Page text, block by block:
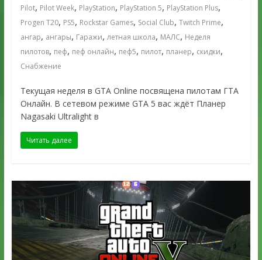
Pilot, Pilot Week, PlayStation, PlayStation 5, PlayStation Plus,
Progen T20, PS5, Rockstar Games, Social Club, Twitch Prime,
ангар, ангары, Гаражи, летная школа, МАЛС, Неделя
пилотов, пеф, пеф онлайн, пеф5, пилот, планер, скидки,
Снабжение
Текущая неделя в GTA Online посвящена пилотам ГТА
Онлайн. В сетевом режиме GTA 5 вас ждёт Планер
Nagasaki Ultralight в
Читать далее